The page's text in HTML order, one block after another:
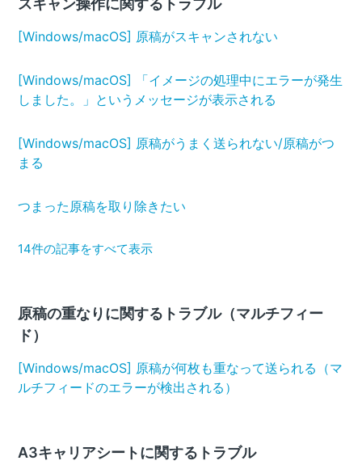
スキャン操作に関するトラブル
[Windows/macOS] 原稿がスキャンされない
[Windows/macOS] 「イメージの処理中にエラーが発生
しました。」というメッセージが表示される
[Windows/macOS] 原稿がうまく送られない/原稿がつ
まる
つまった原稿を取り除きたい
14件の記事をすべて表示
原稿の重なりに関するトラブル（マルチフィー
ド）
[Windows/macOS] 原稿が何枚も重なって送られる（マ
ルチフィードのエラーが検出される）
A3キャリアシートに関するトラブル